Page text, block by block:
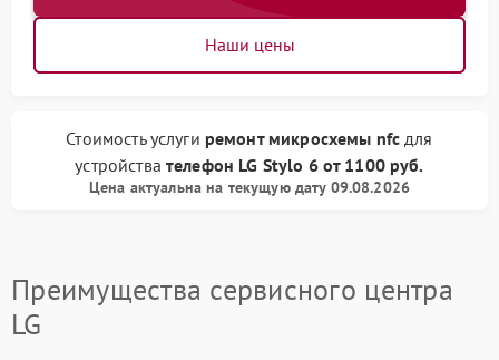
Наши цены
Стоимость услуги ремонт микросхемы nfc для
устройства телефон LG Stylo 6 от 1100 руб.
Цена актуальна на текущую дату 09.08.2026
Преимущества сервисного центра
LG